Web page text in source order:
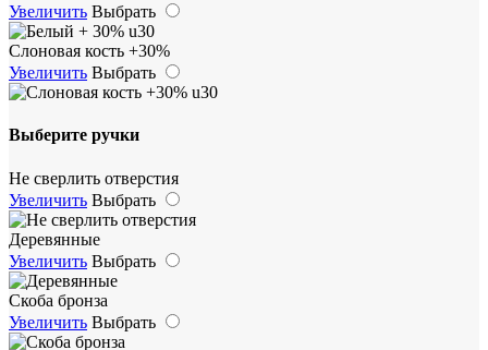
Увеличить Выбрать
Слоновая кость +30%
Увеличить Выбрать
Выберите ручки
Не сверлить отверстия
Увеличить Выбрать
Деревянные
Увеличить Выбрать
Скоба бронза
Увеличить Выбрать